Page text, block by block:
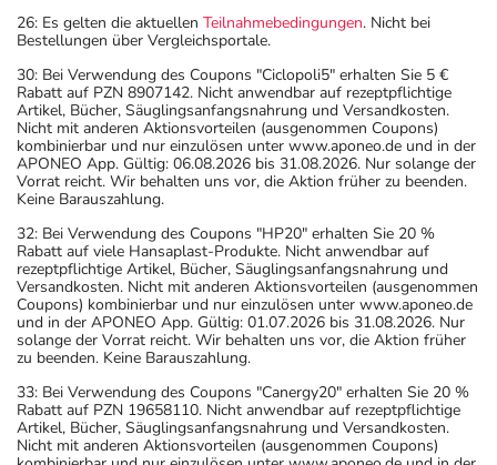
26: Es gelten die aktuellen Teilnahmebedingungen. Nicht bei
Bestellungen über Vergleichsportale.
30: Bei Verwendung des Coupons "Ciclopoli5" erhalten Sie 5 €
Rabatt auf PZN 8907142. Nicht anwendbar auf rezeptpflichtige
Artikel, Bücher, Säuglingsanfangsnahrung und Versandkosten.
Nicht mit anderen Aktionsvorteilen (ausgenommen Coupons)
kombinierbar und nur einzulösen unter www.aponeo.de und in der
APONEO App. Gültig: 06.08.2026 bis 31.08.2026. Nur solange der
Vorrat reicht. Wir behalten uns vor, die Aktion früher zu beenden.
Keine Barauszahlung.
32: Bei Verwendung des Coupons "HP20" erhalten Sie 20 %
Rabatt auf viele Hansaplast-Produkte. Nicht anwendbar auf
rezeptpflichtige Artikel, Bücher, Säuglingsanfangsnahrung und
Versandkosten. Nicht mit anderen Aktionsvorteilen (ausgenommen
Coupons) kombinierbar und nur einzulösen unter www.aponeo.de
und in der APONEO App. Gültig: 01.07.2026 bis 31.08.2026. Nur
solange der Vorrat reicht. Wir behalten uns vor, die Aktion früher
zu beenden. Keine Barauszahlung.
33: Bei Verwendung des Coupons "Canergy20" erhalten Sie 20 %
Rabatt auf PZN 19658110. Nicht anwendbar auf rezeptpflichtige
Artikel, Bücher, Säuglingsanfangsnahrung und Versandkosten.
Nicht mit anderen Aktionsvorteilen (ausgenommen Coupons)